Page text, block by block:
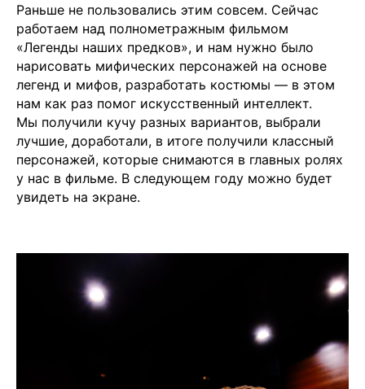
Раньше не пользовались этим совсем. Сейчас
работаем над полнометражным фильмом
«Легенды наших предков», и нам нужно было
нарисовать мифических персонажей на основе
легенд и мифов, разработать костюмы — в этом
нам как раз помог искусственный интеллект.
Мы получили кучу разных вариантов, выбрали
лучшие, доработали, в итоге получили классный
персонажей, которые снимаются в главных ролях
у нас в фильме. В следующем году можно будет
увидеть на экране.